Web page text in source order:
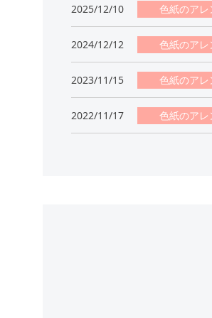
2025/12/10 色紙のアレ
2024/12/12 色紙のアレ
2023/11/15 色紙のアレ
2022/11/17 色紙のアレ